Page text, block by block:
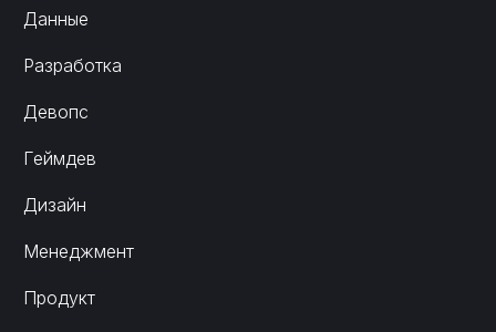
Данные
Разработка
Девопс
Геймдев
Дизайн
Менеджмент
Продукт